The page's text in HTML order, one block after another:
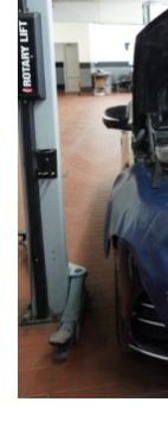
клиентов. Мы
тому, чтобы
сервисный
положительные
специалисты
обучение и
технологии для
Вашего
мнение и готовы
предложения,
еще лучше.
ознакомиться с
клиентов,
уровень
мастеров и